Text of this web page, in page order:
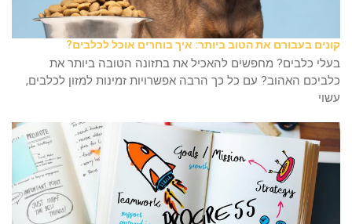
קונים בעבורם את הטוב ביותר: איך בוחרים אוכל לכלבים?
בעלי כלבים? מחפשים להאכיל את בתזונה הטובה ביותר את
כלביכם האהוב? עם כל כך הרבה אפשרויות זמינות למזון לכלבים,
עשוי